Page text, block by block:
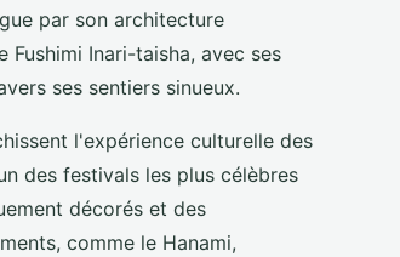
par son architecture
Fushimi Inari-taisha, avec ses
ses sentiers sinueux.
l'expérience culturelle des
des festivals les plus célèbres
décorés et des
comme le Hanami,